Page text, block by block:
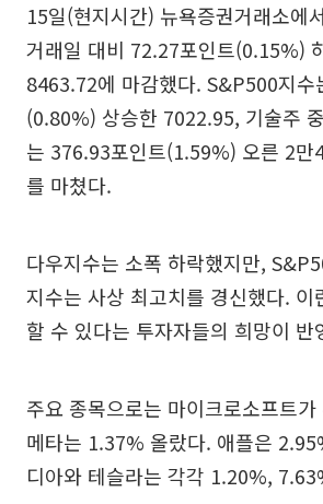
15일(현지시간) 뉴욕증권거래소에
거래일 대비 72.27포인트(0.15%)
8463.72에 마감했다. S&P500지수
(0.80%) 상승한 7022.95, 기술주
는 376.93포인트(1.59%) 오른 2만
를 마쳤다.
다우지수는 소폭 하락했지만,
지수는 사상 최고치를 경신했다. 이
할 수 있다는 투자자들의 희망이 반
주요 종목으로는 마이크로소프트
메타는 1.37% 올랐다. 애플은
디아와 테슬라는 각각 1.20%,